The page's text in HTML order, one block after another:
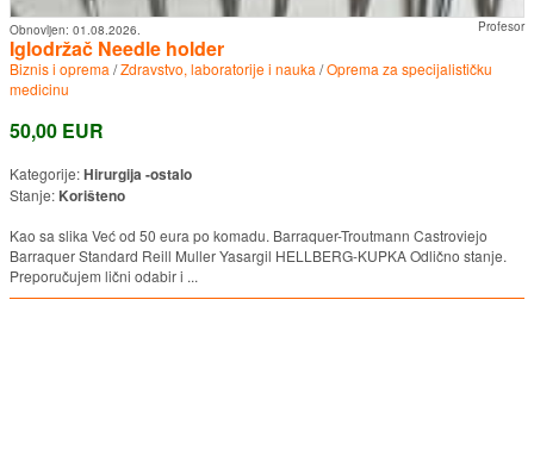
Profesor
Obnovljen: 01.08.2026.
Iglodržač Needle holder
Biznis i oprema /Zdravstvo, laboratorije i nauka /Oprema za specijalističku
medicinu
50,00 EUR
Kategorije:Hirurgija -ostalo
Stanje: Korišteno
Kao sa slika Već od 50 eura po komadu. Barraquer-Troutmann Castroviejo
Barraquer Standard Reill Muller Yasargil HELLBERG-KUPKA Odlično stanje.
Preporučujem lični odabir i ...